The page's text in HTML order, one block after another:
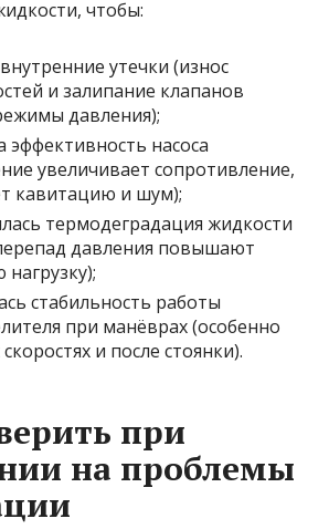
чтобы:
утечки (износ
и залипание клапанов
давления);
эффективность насоса
увеличивает сопротивление,
кавитацию и шум);
термодеградация жидкости
давления повышают
стабильность работы
при манёврах (особенно
и после стоянки).
при
на проблемы